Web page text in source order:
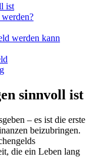
ist
werden kann
sinnvoll ist
– es ist die erste
beizubringen.
die ein Leben lang